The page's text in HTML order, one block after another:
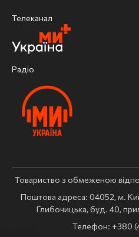
Телеканал
Радіо
Товариство з обмеженою
Поштова адреса: 04052, м.
Глибочицька, буд. 40,
Телефон: +380